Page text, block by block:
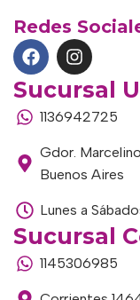
Redes
Sucursal
1136942725
Gdor.
Buenos Aires
Lunes a
Sucursal
1145306985